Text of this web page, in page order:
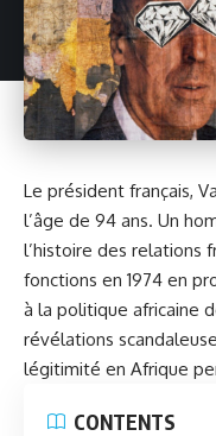
Le président français,
l’âge de 94 ans. Un
l’histoire des relations
fonctions en 1974 en
à la politique africaine
révélations
légitimité en Afrique
CONTENTS